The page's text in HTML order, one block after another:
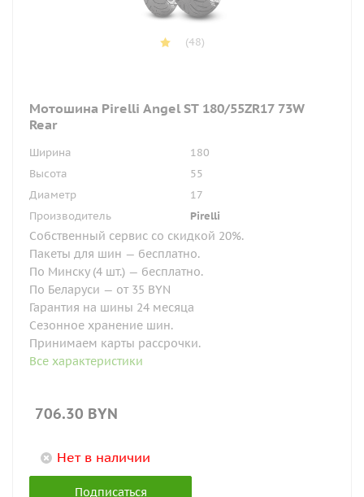
(48)
Мотошина Pirelli Angel ST 180/55ZR17 73W
Rear
Ширина
180
Высота
55
Диаметр
17
Производитель
Pirelli
Собственный сервис со скидкой 20%.
Пакеты для шин — бесплатно.
По Минску (4 шт.) — бесплатно.
По Беларуси — от 35 BYN
Гарантия на шины 24 месяца
Сезонное хранение шин.
Принимаем карты рассрочки.
Все характеристики
706.30 BYN
Нет в наличии
Подписаться